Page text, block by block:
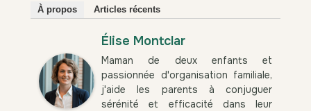
À propos Articles récents
Élise Montclar
Maman de deux enfants et
passionnée d'organisation familiale,
j'aide les parents à conjuguer
sérénité et efficacité dans leur